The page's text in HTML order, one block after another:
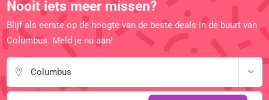
Nooit iets meer missen?
Blijf als eerste op de hoogte van de beste deals in de buurt van
Columbus. Meld je nu aan!
Columbus